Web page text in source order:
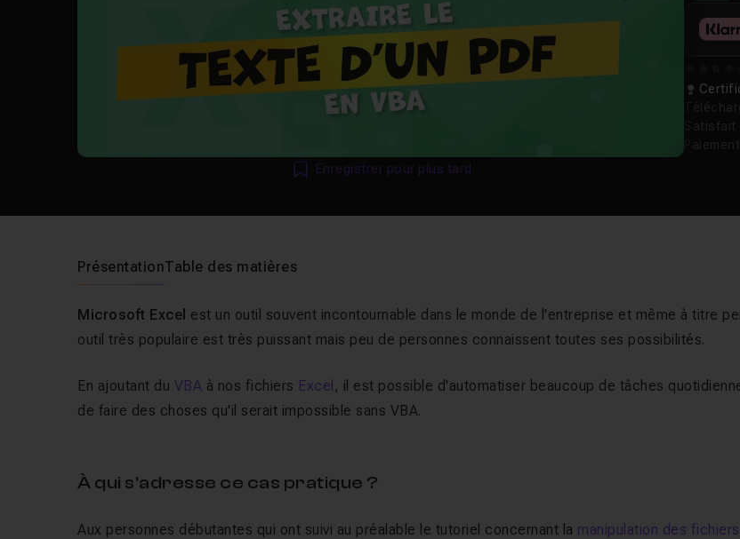
Enregistrer pour plus tard
PrésentationTable des matières
Microsoft Excel est un outil souvent incontournable dans le monde de l'entreprise et même à titre
outil très populaire est très puissant mais peu de personnes connaissent toutes ses possibilités.
En ajoutant du VBA à nos fichiers Excel , il est possible d'automatiser beaucoup de tâches
de faire des choses qu'il serait impossible sans VBA.
À qui s'adresse ce cas pratique ?
Aux personnes débutantes qui ont suivi au préalable le tutoriel concernant la manipulation des